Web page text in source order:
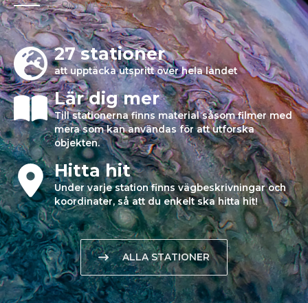
Bild: NASA
27 stationer
att upptäcka utspritt över hela landet
Lär dig mer
Till stationerna finns material såsom filmer med
mera som kan användas för att utforska
objekten.
Hitta hit
Under varje station finns vägbeskrivningar och
koordinater, så att du enkelt ska hitta hit!
ALLA STATIONER